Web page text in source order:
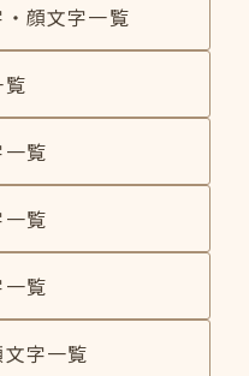
顔文字一覧
覧
覧
覧
字一覧